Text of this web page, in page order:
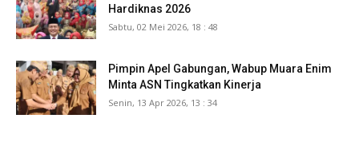
Hardiknas 2026
Sabtu, 02 Mei 2026, 18 : 48
Pimpin Apel Gabungan, Wabup Muara Enim
Minta ASN Tingkatkan Kinerja
Senin, 13 Apr 2026, 13 : 34